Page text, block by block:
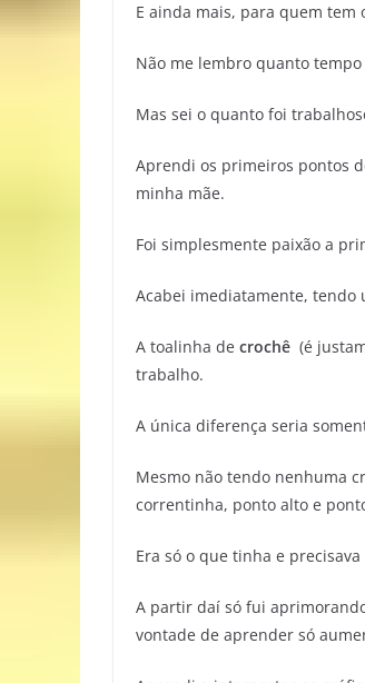
E ainda mais, para quem tem
Não me lembro quanto
Mas sei o quanto foi
Aprendi os primeiros pontos
minha mãe.
Foi simplesmente paixão a
Acabei imediatamente, tendo
A toalinha de crochê (é
trabalho.
A única diferença seria
Mesmo não tendo nenhuma
correntinha, ponto alto e
Era só o que tinha e
A partir daí só fui
vontade de aprender só